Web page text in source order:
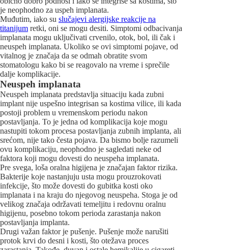
je neophodno za uspeh implanata.
Muđutim, iako su slučajevi alergijske reakcije na
titanijum retki, oni se mogu desiti. Simptomi odbacivanja
implanata mogu uključivati crvenilo, otok, bol, ili čak i
neuspeh implanata. Ukoliko se ovi simptomi pojave, od
vitalnog je značaja da se odmah obratite svom
stomatologu kako bi se reagovalo na vreme i sprečile
dalje komplikacije.
Neuspeh implanata
Neuspeh implanata predstavlja situaciju kada zubni
implant nije uspešno integrisan sa kostima vilice, ili kada
postoji problem u vremenskom periodu nakon
postavljanja. To je jedna od komplikacija koje mogu
nastupiti tokom procesa postavljanja zubnih implanta, ali
srećom, nije tako česta pojava. Da bismo bolje razumeli
ovu komplikaciju, neophodno je sagledati neke od
faktora koji mogu dovesti do neuspeha implanata.
Pre svega, loša oralna higijena je značajan faktor rizika.
Bakterije koje nastanjuju usta mogu prouzrokovati
infekcije, što može dovesti do gubitka kosti oko
implanata i na kraju do njegovog neuspeha. Stoga je od
velikog značaja održavati temeljitu i redovnu oralnu
higijenu, posebno tokom perioda zarastanja nakon
postavljanja implanta.
Drugi važan faktor je pušenje. Pušenje može narušiti
protok krvi do desni i kosti, što otežava proces